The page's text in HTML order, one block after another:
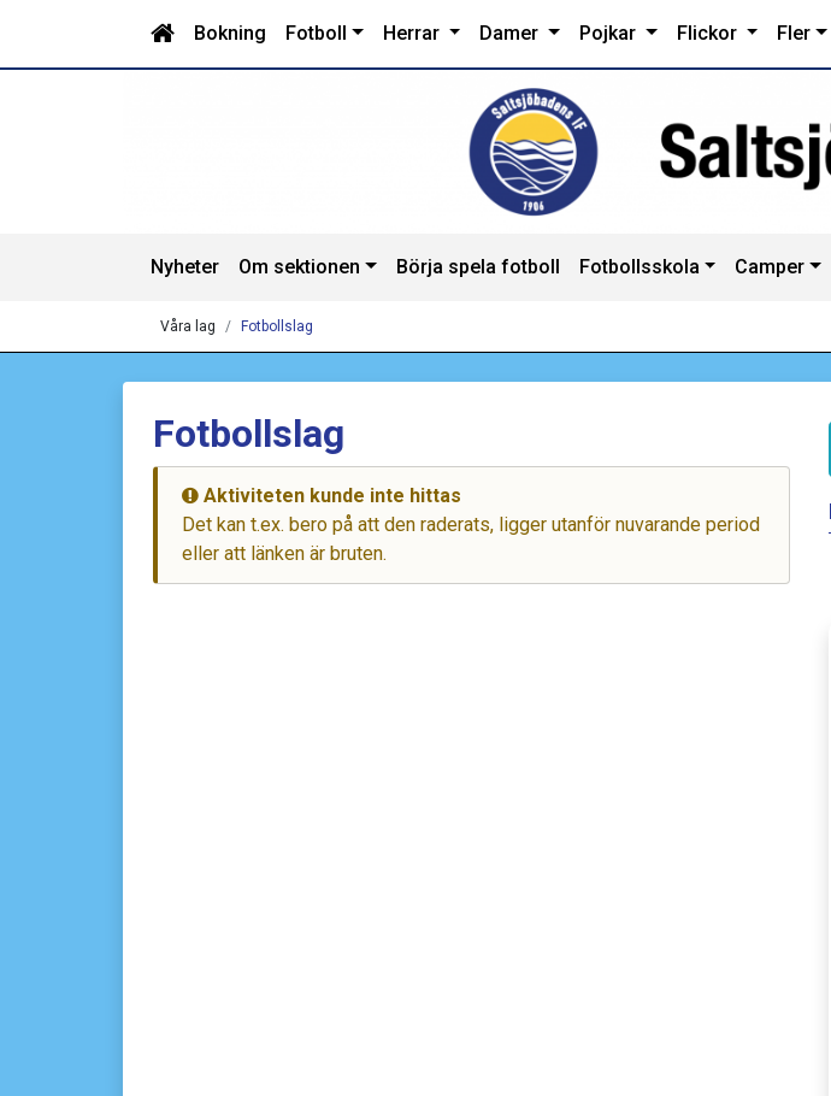
Bokning Fotboll Herrar Damer Pojkar Flickor Fler
Nyheter Om sektionen Börja spela fotboll Fotbollsskola Camper
Våra lag Fotbollslag
Fotbollslag
Aktiviteten kunde inte hittas
Det kan t.ex. bero på att den raderats, ligger utanför nuvarande period
eller att länken är bruten.